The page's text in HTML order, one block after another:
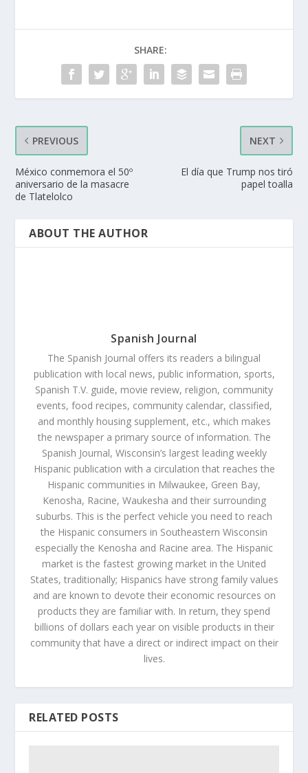
SHARE:
PREVIOUS
México conmemora el 50º
aniversario de la masacre
de Tlatelolco
NEXT
El día que Trump nos tiró
papel toalla
ABOUT THE AUTHOR
Spanish Journal
The Spanish Journal offers its readers a bilingual
publication with local news, public information, sports,
Spanish T.V. guide, movie review, religion, community
events, food recipes, community calendar, classified,
and monthly housing supplement, etc., which makes
the newspaper a primary source of information. The
Spanish Journal, Wisconsin’s largest leading weekly
Hispanic publication with a circulation that reaches the
Hispanic communities in Milwaukee, Green Bay,
Kenosha, Racine, Waukesha and their surrounding
suburbs. This is the perfect vehicle you need to reach
the Hispanic consumers in Southeastern Wisconsin
especially the Kenosha and Racine area. The Hispanic
market is the fastest growing market in the United
States, traditionally; Hispanics have strong family values
and are known to devote their economic resources on
products they are familiar with. In return, they spend
billions of dollars each year on visible products in their
community that have a direct or indirect impact on their
lives.
RELATED POSTS